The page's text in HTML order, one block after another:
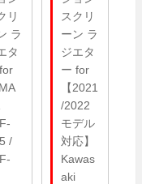
リ
ラ
タ
/
スクリ
ーン ラ
ジエタ
ー for
【2021
/2022
モデル
対応】
Kawas
aki